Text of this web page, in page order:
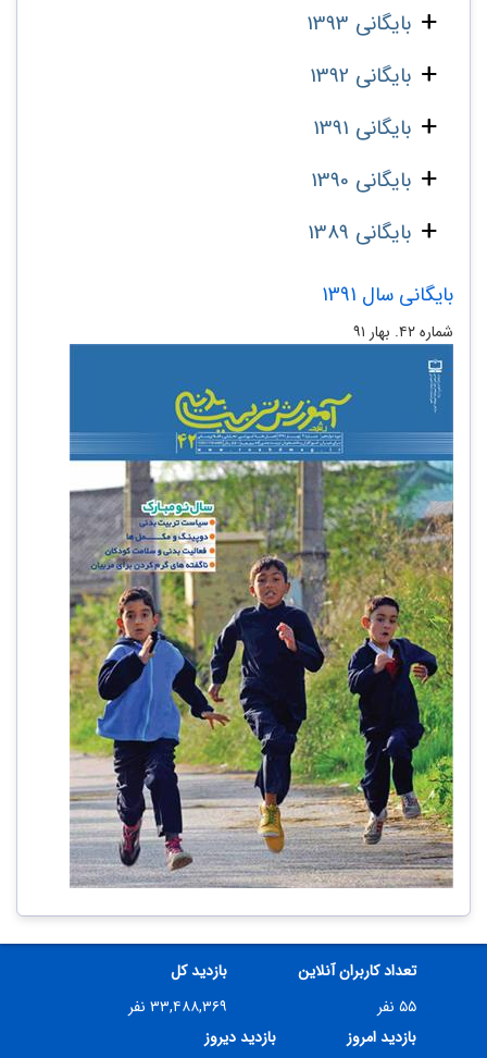
بایگانی 1393
بایگانی 1392
بایگانی 1391
بایگانی 1390
بایگانی 1389
بایگانی سال 1391
شماره‌ ۴۲. بهار ۹۱
تعداد کاربران آنلاین
۵۵ نفر
بازدید کل
۳۳,۴۸۸,۳۶۹ نفر
بازدید امروز
بازدید دیروز